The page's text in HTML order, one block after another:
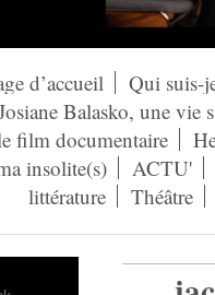
d’accueil
Qui suis-
Balasko, une vie
film documentaire
insolite(s)
ACTU'
littérature
Théâtre